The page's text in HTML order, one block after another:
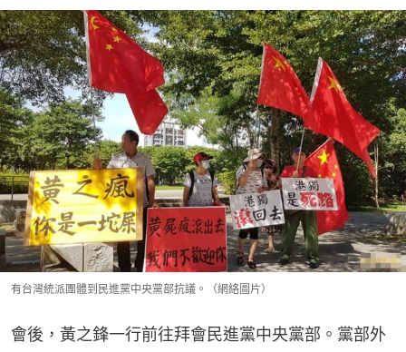
有台灣統派團體到民進黨中央黨部抗議。（網絡圖片）
會後，黃之鋒一行前往拜會民進黨中央黨部。黨部外